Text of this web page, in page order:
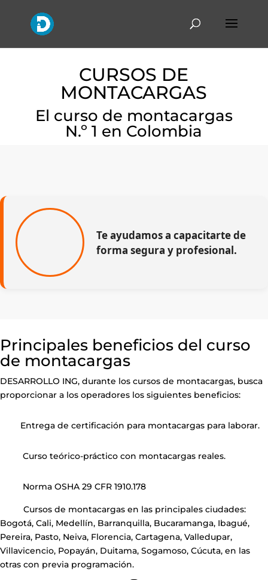
CURSOS DE
MONTACARGAS
El curso de montacargas
N.º 1 en Colombia
Te ayudamos a capacitarte de
forma segura y profesional.
Principales beneficios del curso
de montacargas
DESARROLLO ING, durante los cursos de montacargas, busca
proporcionar a los operadores los siguientes beneficios:
Entrega de certificación para montacargas para laborar.
Curso teórico-práctico con montacargas reales.
Norma OSHA 29 CFR 1910.178
Cursos de montacargas en las principales ciudades:
Bogotá, Cali, Medellín, Barranquilla, Bucaramanga, Ibagué,
Pereira, Pasto, Neiva, Florencia, Cartagena, Valledupar,
Villavicencio, Popayán, Duitama, Sogamoso, Cúcuta, en las
otras con previa programación.